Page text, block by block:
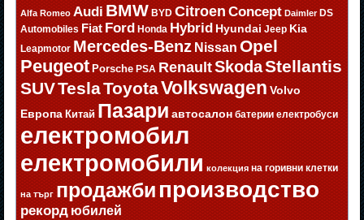
Alfa Romeo Audi BMW BYD Citroen Concept Daimler DS
Automobiles Fiat Ford Honda Hybrid Hyundai Jeep Kia
Leapmotor Mercedes-Benz Nissan Opel
Peugeot Porsche PSA RenaultSkodaStellantis
SUVTeslaToyotaVolkswagen Volvo
Европа Китай Пазари автосалон батерии електробуси
електромобил
електромобили колекция на горивни клетки
на търг продажбипроизводство
рекорд юбилей